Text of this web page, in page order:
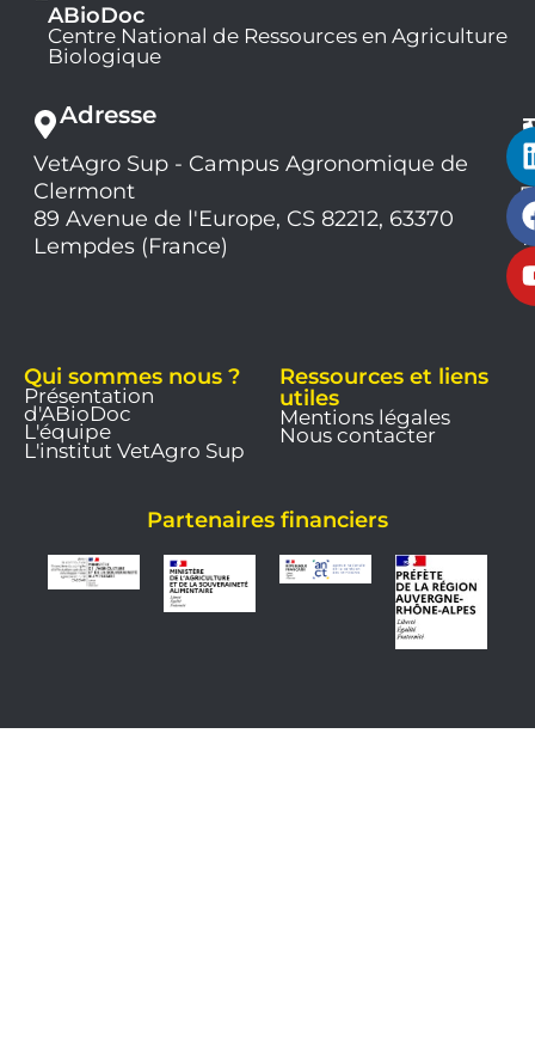
ABioDoc
Centre National de Ressources en Agriculture
Biologique
Adresse
VetAgro Sup - Campus Agronomique de
Clermont
89 Avenue de l'Europe, CS 82212, 63370
Lempdes (France)
Qui sommes nous ?
Présentation
d'ABioDoc
L'équipe
L'institut VetAgro Sup
Ressources et liens
utiles
Mentions légales
Nous contacter
Partenaires financiers